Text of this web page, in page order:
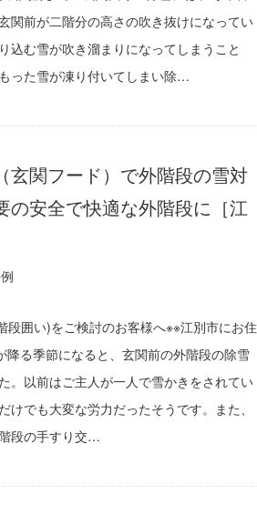
関前が二階分の高さの吹き抜けになってい
込む雪が吹き溜まりになってしまうこと
った雪が凍り付いてしまい除…
玄関フード）で外階段の雪対
の安全で快適な外階段に［江
囲い)をご検討のお客様へ※※江別市にお住
降る季節になると、玄関前の外階段の除雪
。以前はご主人が一人で雪かきをされてい
けでも大変な労力だったそうです。また、
段の手すり交…